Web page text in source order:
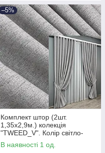
–5%
Комплект штор (2шт.
1,35х2,9м.) колекція
"TWEED_V". Колір світло-
сірий. Код 1913ш 39-0004
В наявності 1 од.